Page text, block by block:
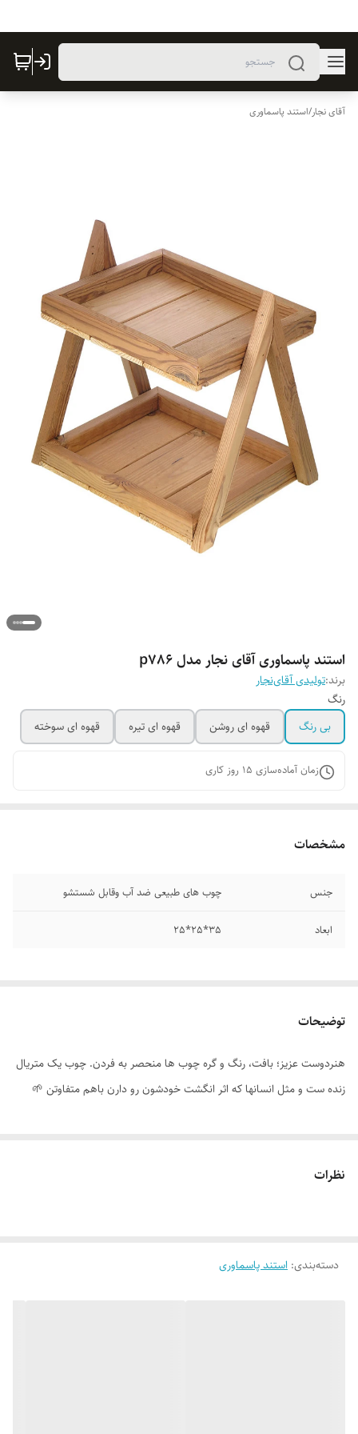
آقای نجار/استند پاسماوری
استند پاسماوری آقای نجار مدل p786
برند:تولیدی آقای‌نجار
رنگ
بی رنگ
قهوه ای روشن قهوه ای تیره قهوه ای سوخته
زمان آماده‌سازی 15 روز کاری
مشخصات
جنس چوب های طبیعی ضد آب وقابل شستشو
ابعاد 35*25*25
توضیحات
هنردوست عزیز؛ بافت، رنگ و گره چوب ها منحصر به فردن. چوب یک متریال
زنده ست و مثل انسانها که اثر انگشت خودشون رو دارن باهم متفاوتن 🌱
نظرات
دسته‌بندی: استند پاسماوری